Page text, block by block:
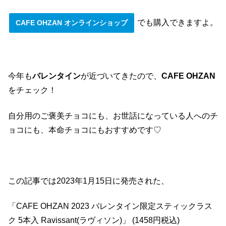
CAFE OHZAN オンラインショップ でも購入できますよ。
今年もバレンタインが近づいてきたので、 CAFE OHZAN
をチェック！
自分用のご褒美チョコにも、お世話になっている人へのチ
ョコにも、本命チョコにもおすすめです♡
この記事では2023年1月15日に発売された、
「CAFE OHZAN 2023 バレンタイン限定スティックラス
ク 5本入 Ravissant(ラヴィソン)」 (1458円税込)